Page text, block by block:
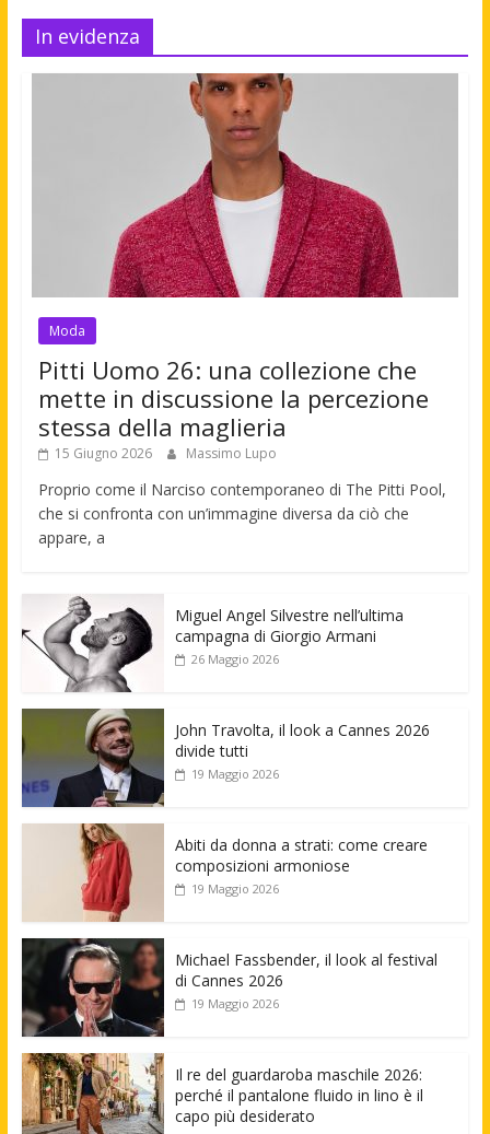
In evidenza
Moda
Pitti Uomo 26: una collezione che
mette in discussione la percezione
stessa della maglieria
15 Giugno 2026 Massimo Lupo
Proprio come il Narciso contemporaneo di The Pitti Pool,
che si confronta con un’immagine diversa da ciò che
appare, a
Miguel Angel Silvestre nell’ultima
campagna di Giorgio Armani
26 Maggio 2026
John Travolta, il look a Cannes 2026
divide tutti
19 Maggio 2026
Abiti da donna a strati: come creare
composizioni armoniose
19 Maggio 2026
Michael Fassbender, il look al festival
di Cannes 2026
19 Maggio 2026
Il re del guardaroba maschile 2026:
perché il pantalone fluido in lino è il
capo più desiderato